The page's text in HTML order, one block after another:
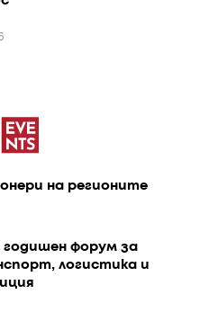
на регионите
форум за
логистика и